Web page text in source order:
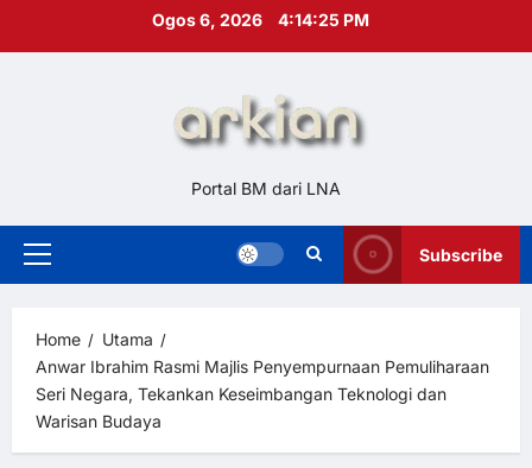
Ogos 6, 2026 4:14:26 PM
Portal BM dari LNA
Primary
Subscribe
Home
Utama
Anwar Ibrahim Rasmi Majlis Penyempurnaan Pemuliharaan
Seri Negara, Tekankan Keseimbangan Teknologi dan
Warisan Budaya